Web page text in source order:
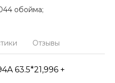
обойма;
Отзывы
63.5*21,996 +